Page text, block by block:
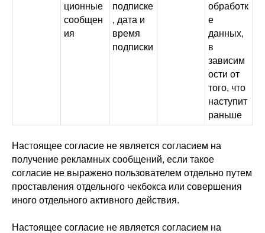
ционные
сообщен
ия
подписке
, дата и
время
подписки
обработк
е
данных,
в
зависим
ости от
того, что
наступит
раньше
Настоящее согласие не является согласием на
получение рекламных сообщений, если такое
согласие не выражено пользователем отдельно путем
проставления отдельного чекбокса или совершения
иного отдельного активного действия.
Настоящее согласие не является согласием на